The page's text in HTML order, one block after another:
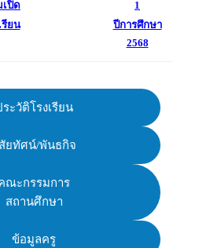
ปิด
ยน
1
ปีการศึกษา
2568
ะวัติโรงเรียน
ยทัศน์/พันธกิจ
ณะกรรมการ
สถานศึกษา
ข้อมูลครู